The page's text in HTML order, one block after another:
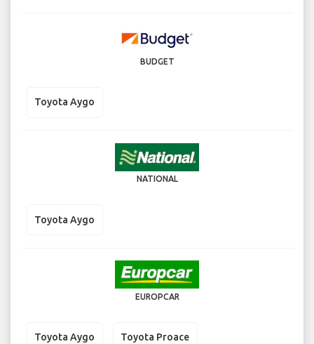
BUDGET
Toyota Aygo
NATIONAL
Toyota Aygo
EUROPCAR
Toyota Aygo Toyota Proace